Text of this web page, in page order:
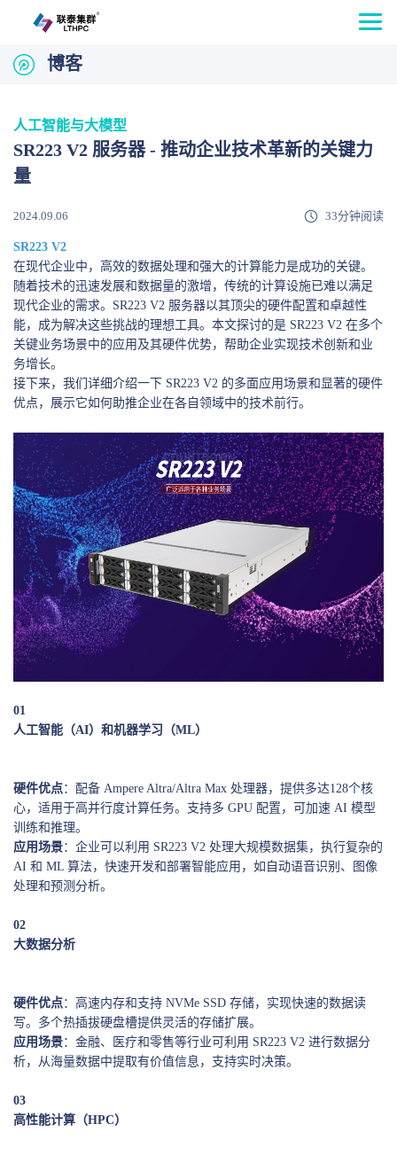
博客
人工智能与大模型
SR223 V2 服务器 - 推动企业技术革新的关键力
量
2024.09.06 33分钟阅读
SR223 V2
在现代企业中，高效的数据处理和强大的计算能力是成功的关键。
随着技术的迅速发展和数据量的激增，传统的计算设施已难以满足
现代企业的需求。SR223 V2 服务器以其顶尖的硬件配置和卓越性
能，成为解决这些挑战的理想工具。本文探讨的是 SR223 V2 在多个
关键业务场景中的应用及其硬件优势，帮助企业实现技术创新和业
务增长。
接下来，我们详细介绍一下 SR223 V2 的多面应用场景和显著的硬件
优点，展示它如何助推企业在各自领域中的技术前行。
01
人工智能（AI）和机器学习（ML）
硬件优点：配备 Ampere Altra/Altra Max 处理器，提供多达128个核
心，适用于高并行度计算任务。支持多 GPU 配置，可加速 AI 模型
训练和推理。
应用场景：企业可以利用 SR223 V2 处理大规模数据集，执行复杂的
AI 和 ML 算法，快速开发和部署智能应用，如自动语音识别、图像
处理和预测分析。
02
大数据分析
硬件优点：高速内存和支持 NVMe SSD 存储，实现快速的数据读
写。多个热插拔硬盘槽提供灵活的存储扩展。
应用场景：金融、医疗和零售等行业可利用 SR223 V2 进行数据分
析，从海量数据中提取有价值信息，支持实时决策。
03
高性能计算（HPC）